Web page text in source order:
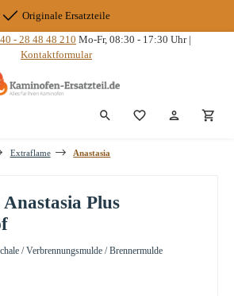
Originale Ersatzteile
- 28 48 48 210 Mo-Fr, 08:30 - 17:30 Uhr |
Kontaktformular
Du hast 0
Extraflame Anastasia
Plus
/ Verbrennungsmulde / Brennermulde